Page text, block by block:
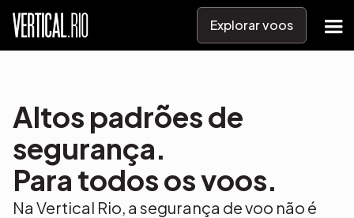
Explorar voos
Altos padrões de
segurança.
Para todos os voos.
Na Vertical Rio, a segurança de voo não é